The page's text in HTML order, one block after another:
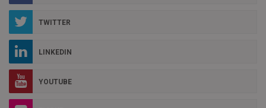
TWITTER
LINKEDIN
YOUTUBE